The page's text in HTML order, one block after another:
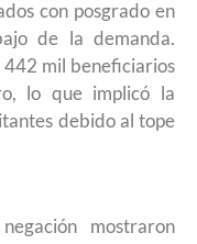
con posgrado en
de la demanda.
mil beneficiarios
lo que implicó la
debido al tope
mostraron